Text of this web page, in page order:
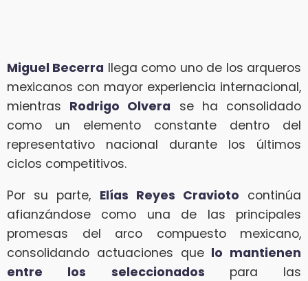
Miguel Becerra llega como uno de los arqueros
mexicanos con mayor experiencia internacional,
mientras Rodrigo Olvera se ha consolidado
como un elemento constante dentro del
representativo nacional durante los últimos
ciclos competitivos.
Por su parte, Elías Reyes Cravioto continúa
afianzándose como una de las principales
promesas del arco compuesto mexicano,
consolidando actuaciones que lo mantienen
entre los seleccionados para las